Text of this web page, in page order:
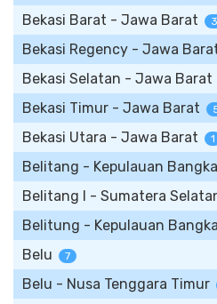
Bekasi Barat - Jawa Barat 3
Bekasi Regency - Jawa
Bekasi Selatan - Jawa Barat
Bekasi Timur - Jawa Barat
Bekasi Utara - Jawa Barat 1
Belitang - Kepulauan
Belitang I - Sumatera
Belitung - Kepulauan
Belu 7
Belu - Nusa Tenggara Timur